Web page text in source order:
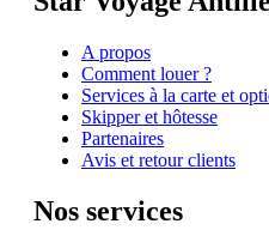
A propos
Comment louer ?
Services à la carte et
Skipper et hôtesse
Partenaires
Avis et retour clients
Nos services